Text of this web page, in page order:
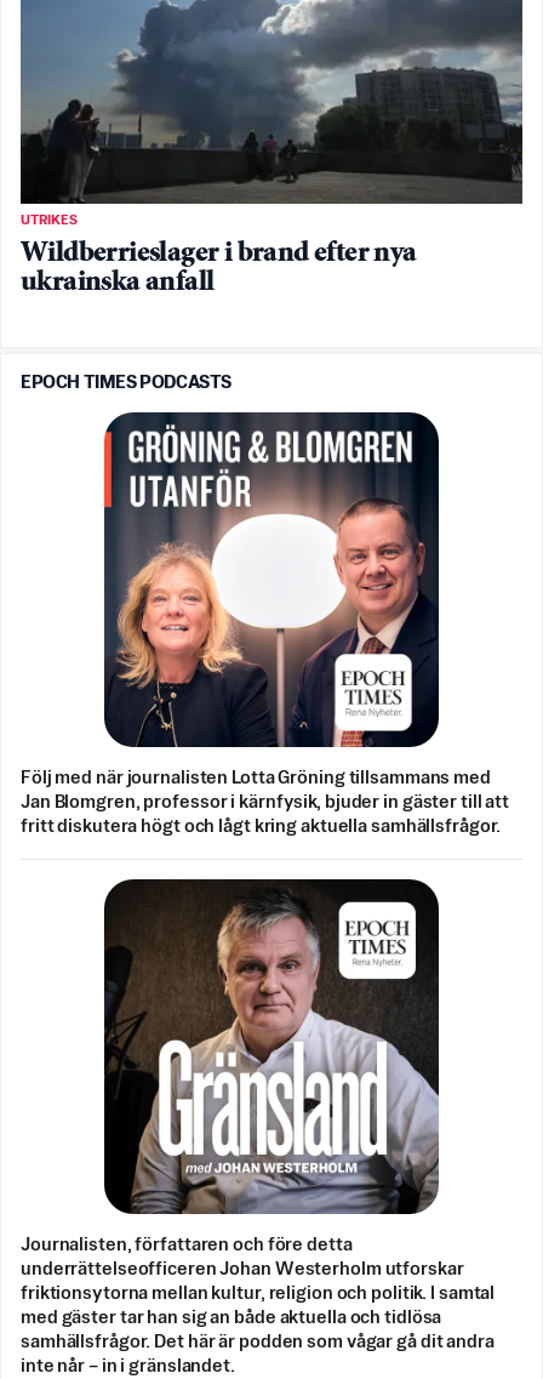
UTRIKES
Wildberrieslager i brand efter nya
ukrainska anfall
EPOCH TIMES PODCASTS
Följ med när journalisten Lotta Gröning tillsammans med
Jan Blomgren, professor i kärnfysik, bjuder in gäster till att
fritt diskutera högt och lågt kring aktuella samhällsfrågor.
Journalisten, författaren och före detta
underrättelseofficeren Johan Westerholm utforskar
friktionsytorna mellan kultur, religion och politik. I samtal
med gäster tar han sig an både aktuella och tidlösa
samhällsfrågor. Det här är podden som vågar gå dit andra
inte når – in i gränslandet.